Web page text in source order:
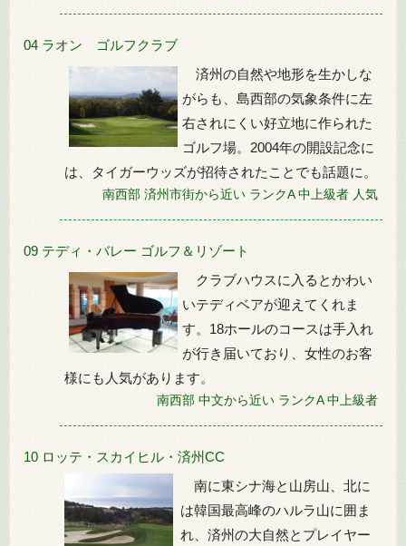
04 ラオン ゴルフクラブ
済州の自然や地形を生かしな
がらも、島西部の気象条件に左
右されにくい好立地に作られた
ゴルフ場。2004年の開設記念に
は、タイガーウッズが招待されたことでも話題に。
南西部 済州市街から近い ランクA 中上級者 人気
09 テディ・バレー ゴルフ＆リゾート
クラブハウスに入るとかわい
いテディベアが迎えてくれま
す。18ホールのコースは手入れ
が行き届いており、女性のお客
様にも人気があります。
南西部 中文から近い ランクA 中上級者
10 ロッテ・スカイヒル・済州CC
南に東シナ海と山房山、北に
は韓国最高峰のハルラ山に囲ま
れ、済州の大自然とプレイヤー